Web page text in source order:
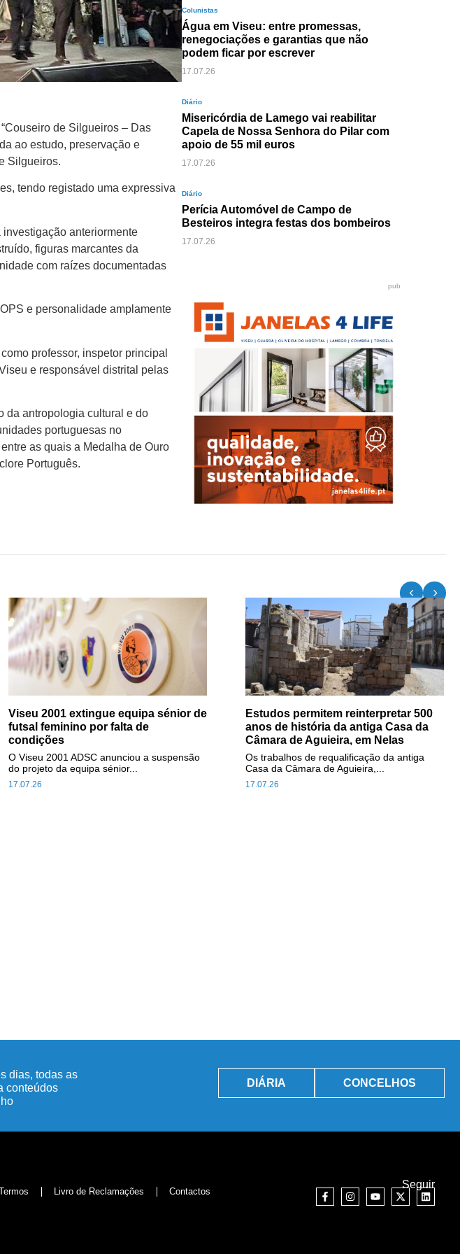
de Silgueiros – Das
ao estudo, preservação e
Silgueiros.
tendo registado uma expressiva
anteriormente
figuras marcantes da
com raízes documentadas
e personalidade amplamente
professor, inspetor principal
e responsável distrital pelas
da antropologia cultural e do
portuguesas no
as quais a Medalha de Ouro
Português.
Colunistas
Água em Viseu: entre promessas,
renegociações e garantias que não
podem ficar por escrever
17.07.26
Diário
Misericórdia de Lamego vai reabilitar
Capela de Nossa Senhora do Pilar com
apoio de 55 mil euros
17.07.26
Diário
Perícia Automóvel de Campo de
Besteiros integra festas dos bombeiros
17.07.26
pub
Viseu 2001 extingue equipa sénior de
futsal feminino por falta de
condições
17.07.26
O Viseu 2001 ADSC anunciou a suspensão
do projeto da equipa sénior...
Estudos permitem reinterpretar 500
anos de história da antiga Casa da
Câmara de Aguieira, em Nelas
17.07.26
Os trabalhos de requalificação da antiga
Casa da Câmara de Aguieira,...
dias, todas as
conteúdos
DIÁRIA CONCELHOS
Livro de Reclamações Contactos
Seguir